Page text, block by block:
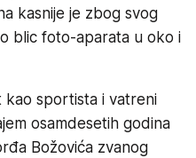
kasnije je zbog svog
blic foto-aparata u oko i
kao sportista i vatreni
osamdesetih godina
Božovića zvanog